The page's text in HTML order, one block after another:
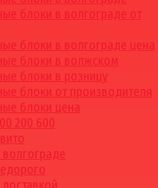
блоки в волгограде от
блоки в волгограде цена
блоки в волжском
блоки в розницу
блоки от производителя
блоки цена
200 600
волгограде